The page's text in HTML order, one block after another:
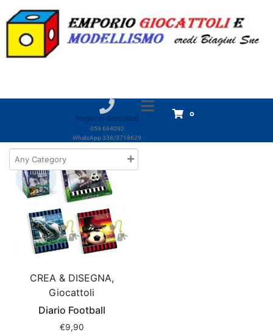
Negozio Giocattoli
059 694092
WhatsApp 338/3718629
0
Home Prodotti Lebez
Lebez
CREA & DISEGNA,
Giocattoli
Diario Football
€9,90